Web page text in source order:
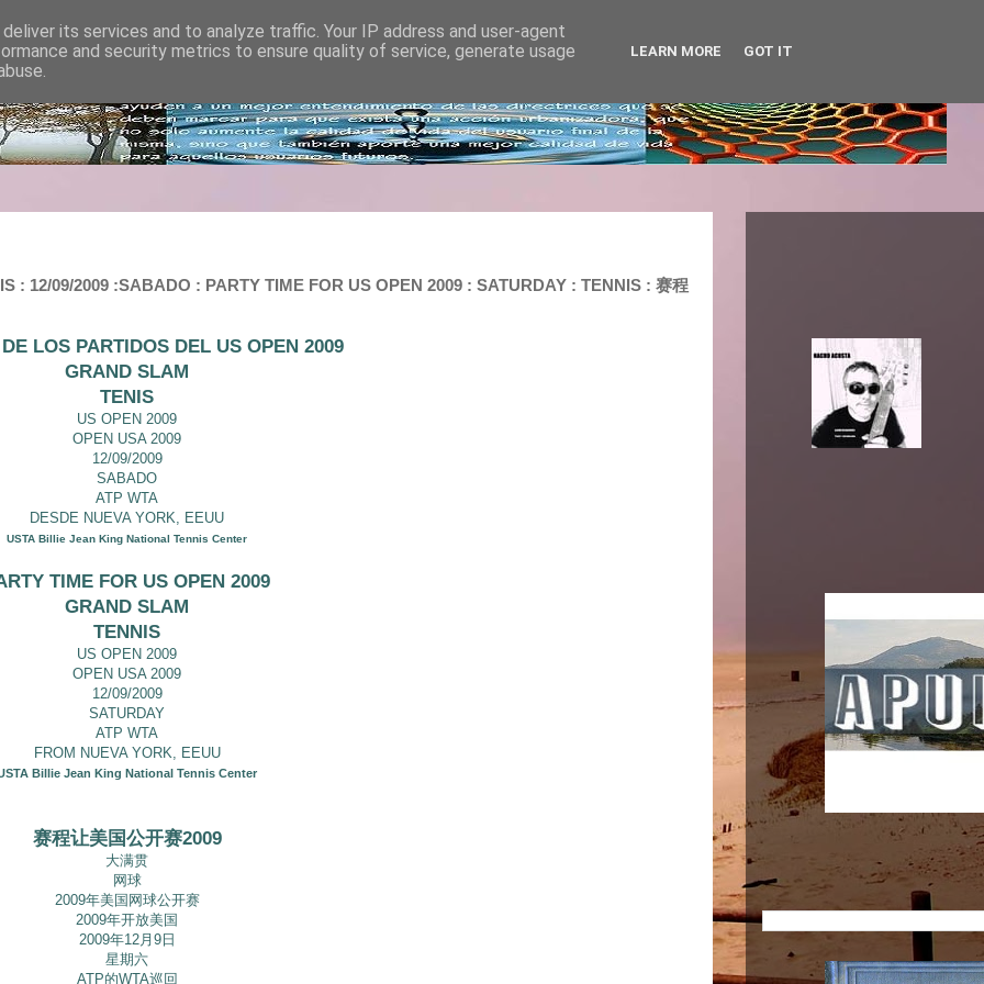
: 12/09/2009 :SABADO : PARTY TIME FOR US OPEN 2009 : SATURDAY : TENNIS : 赛程
LOS PARTIDOS DEL US OPEN 2009
GRAND SLAM
TENIS
US OPEN 2009
OPEN USA 2009
12/09/2009
SABADO
ATP WTA
DESDE NUEVA YORK, EEUU
USTA Billie Jean King National Tennis Center
TIME FOR US OPEN 2009
GRAND SLAM
TENNIS
US OPEN 2009
OPEN USA 2009
12/09/2009
SATURDAY
ATP WTA
FROM NUEVA YORK, EEUU
Billie Jean King National Tennis Center
赛程让美国公开赛2009
大满贯
网球
2009年美国网球公开赛
2009年开放美国
2009年12月9日
星期六
ATP的WTA巡回
its services and to analyze traffic. Your IP address and user-agent
and security metrics to ensure quality of service, generate usage
LEARN MORE GOT IT